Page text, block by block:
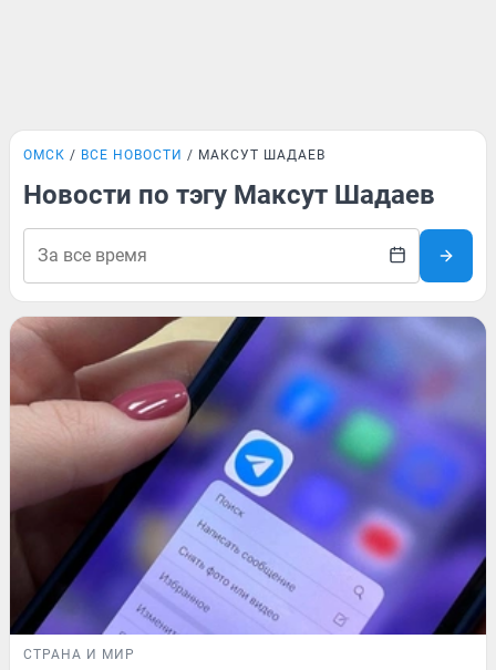
ОМСК ВСЕ НОВОСТИ МАКСУТ ШАДАЕВ
Новости по тэгу Максут Шадаев
СТРАНА И МИР